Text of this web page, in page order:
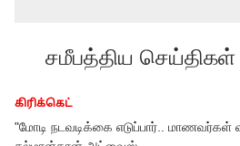
சமீபத்திய செய்திகள்
கிரிக்கெட்
"மோடி நடவடிக்கை எடுப்பார்.. மாணவர்கள்